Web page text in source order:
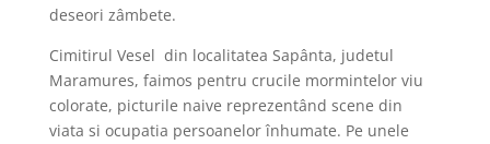
deseori zâmbete.
Cimitirul Vesel din localitatea Sapânta, judetul
Maramures, faimos pentru crucile mormintelor viu
colorate, picturile naive reprezentând scene din
viata si ocupatia persoanelor înhumate. Pe unele